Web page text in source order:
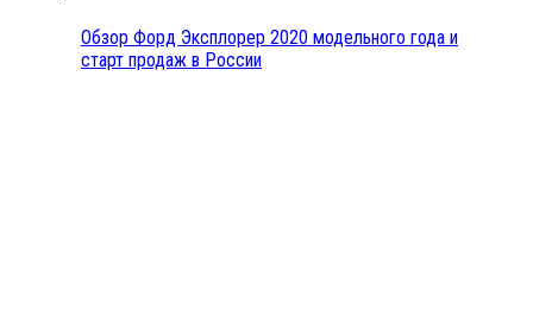
Обзор Форд Эксплорер 2020 модельного года и
старт продаж в России